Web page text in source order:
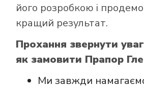
його розробкою і
кращий результат.
Прохання звернути
як замовити Прапор
Ми завжди